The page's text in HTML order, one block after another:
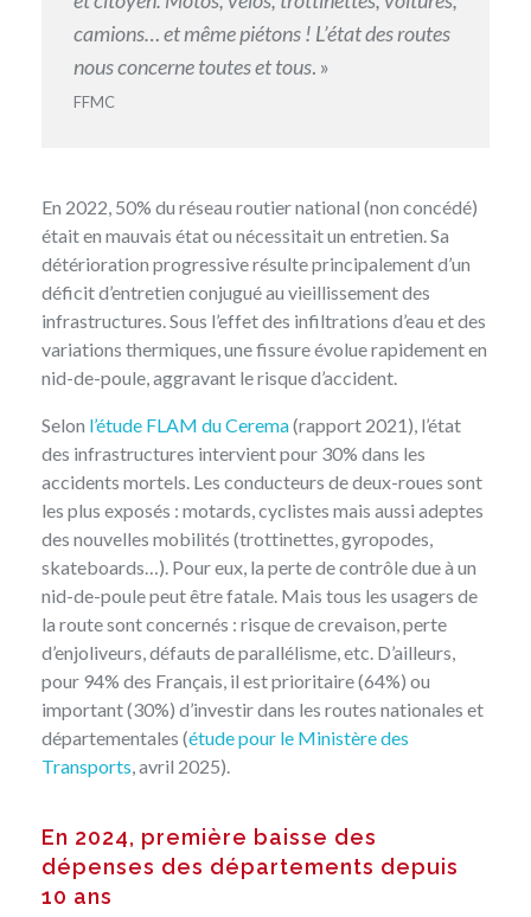
camions… et même piétons ! L’état des routes
nous concerne toutes et tous. »
FFMC
En 2022, 50% du réseau routier national (non concédé)
était en mauvais état ou nécessitait un entretien. Sa
détérioration progressive résulte principalement d’un
déficit d’entretien conjugué au vieillissement des
infrastructures. Sous l’effet des infiltrations d’eau et des
variations thermiques, une fissure évolue rapidement en
nid-de-poule, aggravant le risque d’accident.
Selon l’étude FLAM du Cerema(rapport 2021), l’état
des infrastructures intervient pour 30% dans les
accidents mortels. Les conducteurs de deux-roues sont
les plus exposés : motards, cyclistes mais aussi adeptes
des nouvelles mobilités (trottinettes, gyropodes,
skateboards…). Pour eux, la perte de contrôle due à un
nid-de-poule peut être fatale. Mais tous les usagers de
la route sont concernés : risque de crevaison, perte
d’enjoliveurs, défauts de parallélisme, etc. D’ailleurs,
pour 94% des Français, il est prioritaire (64%) ou
important (30%) d’investir dans les routes nationales et
départementales (étude pour le Ministère des
Transports, avril 2025).
En 2024, première baisse des
dépenses des départements depuis
10 ans